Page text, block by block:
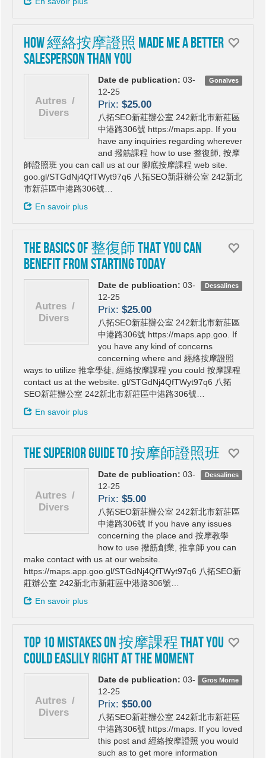
How 經絡按摩證照 Made Me A Better
Salesperson Than You
Gonaïves
Date de publication: 03-
12-25
Prix: $25.00
八拓SEO新莊辦公室 242新北市新莊區
中港路306號 https://maps.app. If you
have any inquiries regarding wherever
and 撥筋課程 how to use 整復師, 按摩
師證照班 you can call us at our 腳底按摩課程 web site.
goo.gl/STGdNj4QfTWyt97q6 八拓SEO新莊辦公室 242新北
市新莊區中港路306號…
En savoir plus
The Basics of 整復師 That You Can
Benefit From Starting Today
Dessalines
Date de publication: 03-
12-25
Prix: $25.00
八拓SEO新莊辦公室 242新北市新莊區
中港路306號 https://maps.app.goo. If
you have any kind of concerns
concerning where and 經絡按摩證照
ways to utilize 推拿學徒, 經絡按摩課程 you could 按摩課程
contact us at the website. gl/STGdNj4QfTWyt97q6 八拓
SEO新莊辦公室 242新北市新莊區中港路306號…
En savoir plus
The Superior Guide To 按摩師證照班
Dessalines
Date de publication: 03-
12-25
Prix: $5.00
八拓SEO新莊辦公室 242新北市新莊區
中港路306號 If you have any issues
concerning the place and 按摩教學
how to use 撥筋創業, 推拿師 you can
make contact with us at our website.
https://maps.app.goo.gl/STGdNj4QfTWyt97q6 八拓SEO新
莊辦公室 242新北市新莊區中港路306號…
En savoir plus
Top 10 Mistakes On 按摩課程 That you
could Easlily Right At the moment
Gros Morne
Date de publication: 03-
12-25
Prix: $50.00
八拓SEO新莊辦公室 242新北市新莊區
中港路306號 https://maps. If you loved
this post and 經絡按摩證照 you would
such as to get more information